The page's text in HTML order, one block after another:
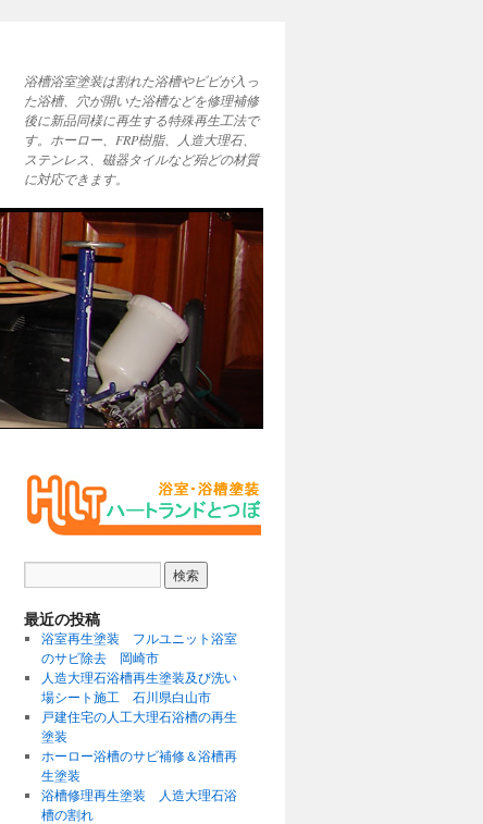
浴槽浴室塗装は割れた浴槽やビビが入っ
た浴槽、穴が開いた浴槽などを修理補修
後に新品同様に再生する特殊再生工法で
す。ホーロー、FRP樹脂、人造大理石、
ステンレス、磁器タイルなど殆どの材質
に対応できます。
最近の投稿
浴室再生塗装 フルユニット浴室
のサビ除去 岡崎市
人造大理石浴槽再生塗装及び洗い
場シート施工 石川県白山市
戸建住宅の人工大理石浴槽の再生
塗装
ホーロー浴槽のサビ補修＆浴槽再
生塗装
浴槽修理再生塗装 人造大理石浴
槽の割れ